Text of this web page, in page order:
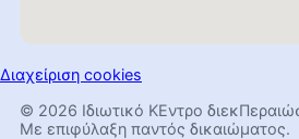
Διαχείριση cookies
© 2026 Ιδιωτικό ΚΕντρο
Με επιφύλαξη παντός δικαιώματος.